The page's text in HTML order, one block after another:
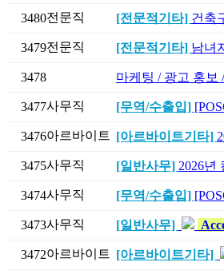
3480전문직 [전문적기타] 건축
3479전문직 [전문적기타] 남녀
3478 마케팅 / 광고 홍보
3477사무직 [무역/수출입]
3476아르바이트 [아르바이트기타]
3475사무직 [일반사무] 2026년
3474사무직 [무역/수출입]
3473사무직 [일반사무]
3472아르바이트 [아르바이트기타]